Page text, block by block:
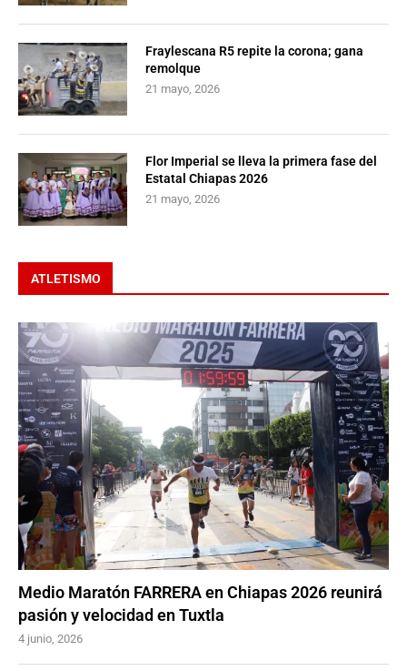
Fraylescana R5 repite la corona; gana
remolque
21 mayo, 2026
Flor Imperial se lleva la primera fase del
Estatal Chiapas 2026
21 mayo, 2026
ATLETISMO
Medio Maratón FARRERA en Chiapas 2026 reunirá
pasión y velocidad en Tuxtla
4 junio, 2026